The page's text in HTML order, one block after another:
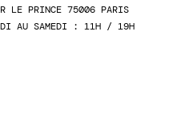
LE PRINCE 75006 PARIS
AU SAMEDI : 11H / 19H